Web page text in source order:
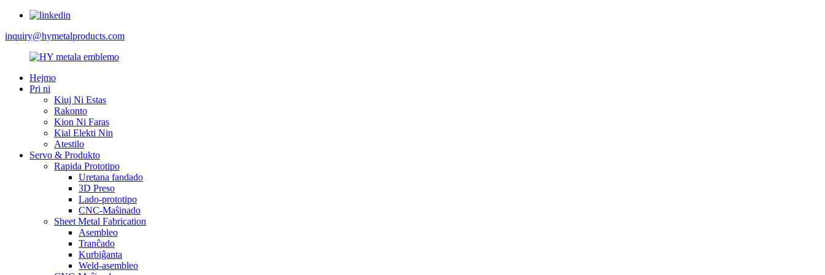
inquiry@hymetalproducts.com
Hejmo
Pri ni
Kiuj Ni Estas
Rakonto
Kion Ni Faras
Kial Elekti Nin
Atestilo
Servo & Produkto
Rapida Prototipo
Uretana fandado
3D Preso
Lado-prototipo
CNC-Maŝinado
Sheet Metal Fabrication
Asembleo
Tranĉado
Kurbiĝanta
Weld-asembleo